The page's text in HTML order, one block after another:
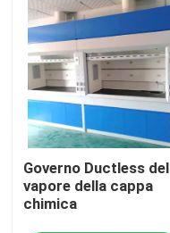
Casa
Prodotti
Governo Ductless del
vapore della cappa
chimica